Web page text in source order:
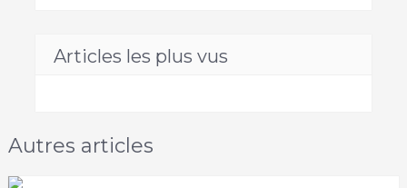
Articles les plus vus
Autres articles